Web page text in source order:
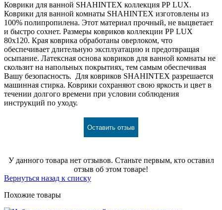
Коврики для ванной SHAHINTEX коллекция РР LUX.
Коврики для ванной комнаты SHAHINTEX изготовлены из
100% полипропилена. Этот материал прочный, не выцветает
и быстро сохнет. Размеры ковриков коллекции РР LUX
80х120. Края коврика обработаны оверлоком, что
обеспечивает длительную эксплуатацию и предотвращая
осыпание. Латексная основа ковриков для ванной комнаты не
скользит на напольных покрытиях, тем самым обеспечивая
Вашу безопасность. Для ковриков SHAHINTEX разрешается
машинная стирка. Коврики сохраняют свою яркость и цвет в
течении долгого времени при условии соблюдения
инструкций по уходу.
Оставить отзыв
У данного товара нет отзывов. Станьте первым, кто оставил
отзыв об этом товаре!
Вернуться назад к списку
Похожие товары